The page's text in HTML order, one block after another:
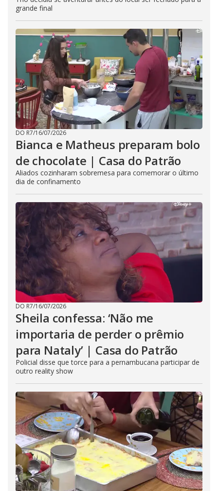
grande final
DO R7/16/07/2026
Bianca e Matheus preparam bolo
de chocolate | Casa do Patrão
Aliados cozinharam sobremesa para comemorar o último
dia de confinamento
DO R7/16/07/2026
Sheila confessa: ‘Não me
importaria de perder o prêmio
para Nataly’ | Casa do Patrão
Policial disse que torce para a pernambucana participar de
outro reality show